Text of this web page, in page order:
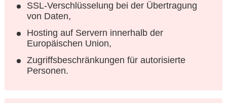
SSL-Verschlüsselung bei der Übertragung
von Daten,
Hosting auf Servern innerhalb der
Europäischen Union,
Zugriffsbeschränkungen für autorisierte
Personen.